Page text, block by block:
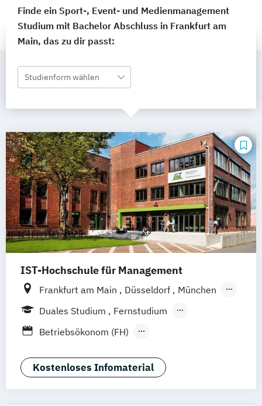
Finde ein Sport-, Event- und Medienmanagement
Studium mit Bachelor Abschluss in Frankfurt am
Main, das zu dir passt:
Studienform wählen
IST-Hochschule für Management
Frankfurt am Main Düsseldorf
München
Berlin
Hamburg Weil am Rhein
Duales Studium
Fernstudium
Fernlehrgang
Betriebsökonom (FH)
Kommunikation & Eventmanagement
(Fernstudium)
Kostenloses Infomaterial